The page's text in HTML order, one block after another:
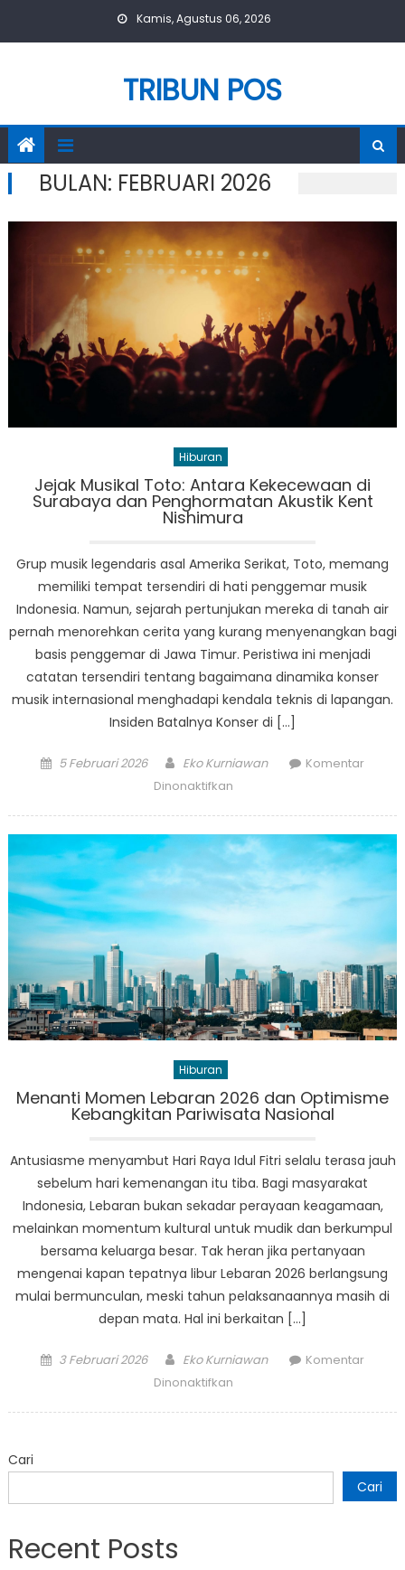
Kamis, Agustus 06, 2026
TRIBUN POS
BULAN: FEBRUARI 2026
Hiburan
Jejak Musikal Toto: Antara Kekecewaan di
Surabaya dan Penghormatan Akustik Kent
Nishimura
Grup musik legendaris asal Amerika Serikat, Toto, memang
memiliki tempat tersendiri di hati penggemar musik
Indonesia. Namun, sejarah pertunjukan mereka di tanah air
pernah menorehkan cerita yang kurang menyenangkan bagi
basis penggemar di Jawa Timur. Peristiwa ini menjadi
catatan tersendiri tentang bagaimana dinamika konser
musik internasional menghadapi kendala teknis di lapangan.
Insiden Batalnya Konser di […]
Posted
5 Februari 2026 Author
Eko Kurniawan
Komentar
Dinonaktifkan
Toto:
Antara
Kekecewaan
di
Penghormatan
Akustik
Kent
Nishimura
Hiburan
Menanti Momen Lebaran 2026 dan Optimisme
Kebangkitan Pariwisata Nasional
Antusiasme menyambut Hari Raya Idul Fitri selalu terasa jauh
sebelum hari kemenangan itu tiba. Bagi masyarakat
Indonesia, Lebaran bukan sekadar perayaan keagamaan,
melainkan momentum kultural untuk mudik dan berkumpul
bersama keluarga besar. Tak heran jika pertanyaan
mengenai kapan tepatnya libur Lebaran 2026 berlangsung
mulai bermunculan, meski tahun pelaksanaannya masih di
depan mata. Hal ini berkaitan […]
Posted
3 Februari 2026 Author
Eko Kurniawan
Komentar
Dinonaktifkan
Optimisme
Cari
Cari
Recent Posts